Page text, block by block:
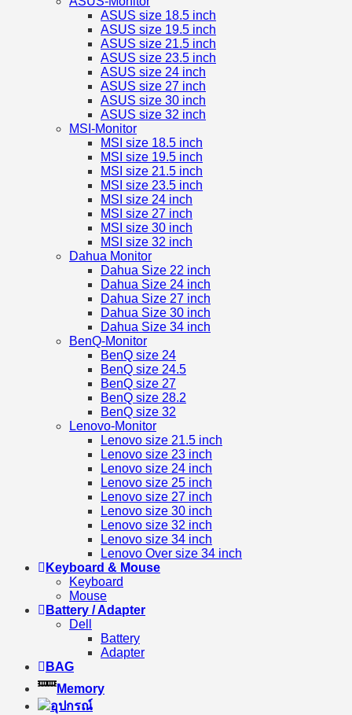
ASUS size 18.5 inch
ASUS size 19.5 inch
ASUS size 21.5 inch
ASUS size 23.5 inch
ASUS size 24 inch
ASUS size 27 inch
ASUS size 30 inch
ASUS size 32 inch
MSI-Monitor
MSI size 18.5 inch
MSI size 19.5 inch
MSI size 21.5 inch
MSI size 23.5 inch
MSI size 24 inch
MSI size 27 inch
MSI size 30 inch
MSI size 32 inch
Dahua Monitor
Dahua Size 22 inch
Dahua Size 24 inch
Dahua Size 27 inch
Dahua Size 30 inch
Dahua Size 34 inch
BenQ-Monitor
BenQ size 24
BenQ size 24.5
BenQ size 27
BenQ size 28.2
BenQ size 32
Lenovo-Monitor
Lenovo size 21.5 inch
Lenovo size 23 inch
Lenovo size 24 inch
Lenovo size 25 inch
Lenovo size 27 inch
Lenovo size 30 inch
Lenovo size 32 inch
Lenovo size 34 inch
Lenovo Over size 34 inch
Keyboard & Mouse
Keyboard
Mouse
Battery / Adapter
Dell
Battery
Adapter
BAG
Memory
อุปกรณ์